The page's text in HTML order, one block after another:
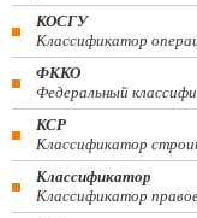
КОСГУ
Классификатор
ФККО
Федеральный
КСР
Классификатор
Классификатор
Классификатор